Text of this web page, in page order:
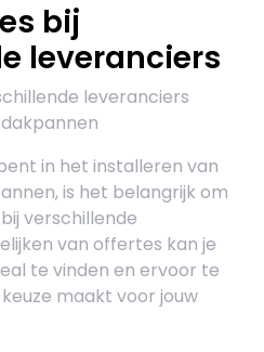
bij
leveranciers
leveranciers
in het installeren van
is het belangrijk om
verschillende
van offertes kan je
te vinden en ervoor te
maakt voor jouw